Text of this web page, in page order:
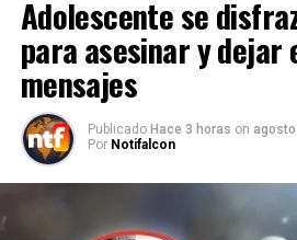
Adolescente se
para asesinar y
mensajes
Publicado Hace 3 horas on
Por Notifalcon